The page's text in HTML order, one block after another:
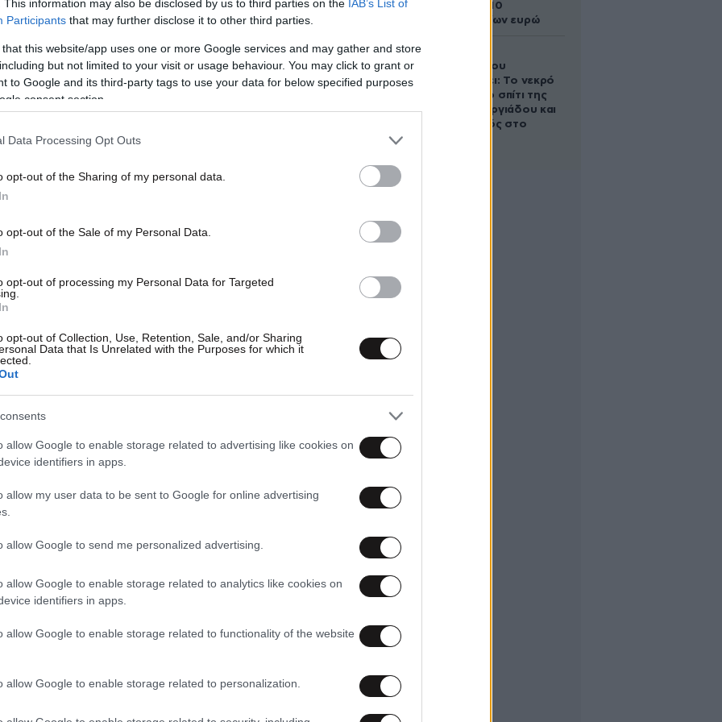
This information may also be disclosed by us to third parties on the IAB’s List of
Participants that may further disclose it to other third parties.
that this website/app uses one or more Google services and may gather and store
but not limited to your visit or usage behaviour. You may click to grant or
to Google and its third-party tags to use your data for below specified purposes
consent section.
Data Processing Opt Outs
opt-out of the Sharing of my personal data.
opt-out of the Sale of my Personal Data.
opt-out of processing my Personal Data for Targeted
opt-out of Collection, Use, Retention, Sale, and/or Sharing
Data that Is Unrelated with the Purposes for which it
allow Google to enable storage related to advertising like cookies on
identifiers in apps.
allow my user data to be sent to Google for online advertising
allow Google to send me personalized advertising.
allow Google to enable storage related to analytics like cookies on
identifiers in apps.
allow Google to enable storage related to functionality of the website
allow Google to enable storage related to personalization.
ανέλαβε τον Νοέμβριο του 2019, ενώ η
33 μέλη. Για την τελευταία μάλιστα
καθώς η ύπαρξη των εμβολίων
φάση της πανδημίας.
με ρεπορτάζ του ΣΚΑΪ, θα κάνουν
συχνότητα όπως σήμερα, ενώ θα
κυβέρνηση και όταν απαιτείται θα
άλογο των 10
εκατομμυρίων ευρώ
Τζώρτζογλου
αποκαλύπτει: Το νεκρό
έμβρυο στο σπίτι της
Μαρίας Γεωργιάδου και
ο εγκλεισμός στο